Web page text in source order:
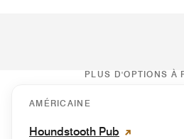
PLUS D'OPTIONS À
AMÉRICAINE
Houndstooth Pub